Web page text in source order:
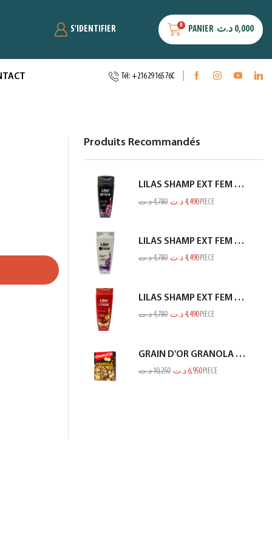
S'IDENTIFIER 0 PANIER 0,000 د.ت
Tél: +216 29 165 760
Produits Recommandés
LILAS SHAMP EXT FEM CHEV NOIR 350ML
4,780د.ت 4,490 د.ت PIECE
LILAS SHAMP EXT FEM PROTEINE BLANC 350ML
4,780د.ت 4,490 د.ت PIECE
LILAS SHAMP EXT FEM COL OU MECH ROUGE 350ML
4,780د.ت 4,490 د.ت PIECE
GRAIN D'OR GRANOLA CHOCO BANANE 300GR
10,250د.ت 6,950 د.ت PIECE